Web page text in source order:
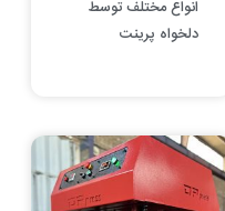
انواع مختلف توسط
دلخواه پرینت